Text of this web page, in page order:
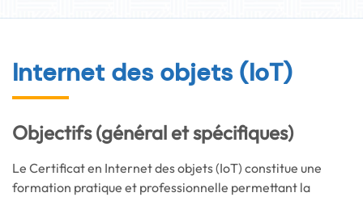
Internet des objets (IoT)
Objectifs (général et spécifiques)
Le Certificat en Internet des objets (IoT) constitue une
formation pratique et professionnelle permettant la